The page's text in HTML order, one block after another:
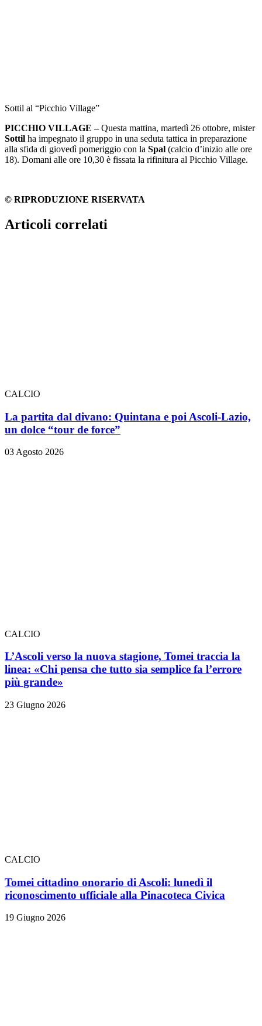
Sottil al “Picchio Village”
PICCHIO VILLAGE –Questa mattina, martedì 26 ottobre, mister
Sottil ha impegnato il gruppo in una seduta tattica in preparazione
alla sfida di giovedì pomeriggio con la Spal (calcio d’inizio alle ore
18). Domani alle ore 10,30 è fissata la rifinitura al Picchio Village.
© RIPRODUZIONE RISERVATA
Articoli correlati
CALCIO
La partita dal divano: Quintana e poi Ascoli-Lazio,
un dolce “tour de force”
03 Agosto 2026
CALCIO
L’Ascoli verso la nuova stagione, Tomei traccia la
linea: «Chi pensa che tutto sia semplice fa l’errore
più grande»
23 Giugno 2026
CALCIO
Tomei cittadino onorario di Ascoli: lunedì il
riconoscimento ufficiale alla Pinacoteca Civica
19 Giugno 2026